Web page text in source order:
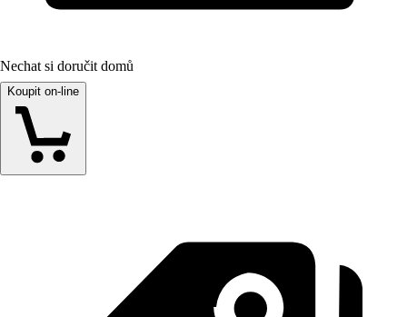
Nechat si doručit domů
Koupit on-line